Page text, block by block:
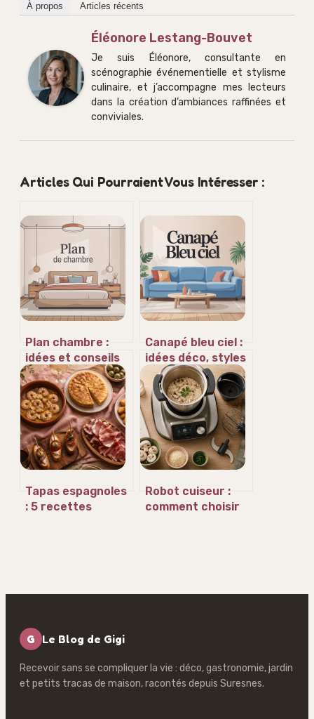
À propos Articles récents
Éléonore Lestang-Bouvet
Je suis Éléonore, consultante en
scénographie événementielle et stylisme
culinaire, et j’accompagne mes lecteurs
dans la création d’ambiances raffinées et
conviviales.
Articles Qui Pourraient Vous Intéresser :
Plan chambre :
idées et conseils
pour concevoir un
aménagement
harmonieux
Canapé bleu ciel :
idées déco, styles
et erreurs à
éviter
Tapas espagnoles
: 5 recettes
Robot cuiseur :
comment choisir
G Le Blog de Gigi
Recevoir sans se compliquer la vie : déco, gastronomie, jardin
et petits tracas de maison, racontés depuis Suresnes.